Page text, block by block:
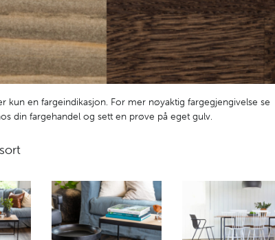
kun en fargeindikasjon. For mer nøyaktig fargegjengivelse se
din fargehandel og sett en prøve på eget gulv.